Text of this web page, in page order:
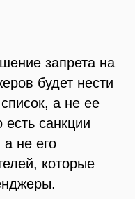
запрета на
будет нести
а не ее
есть санкции
а не его
которые